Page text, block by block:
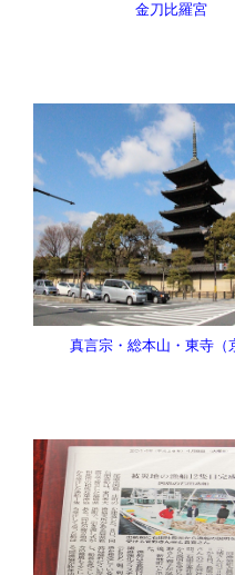
金刀比羅宮
真言宗・総本山・東寺（